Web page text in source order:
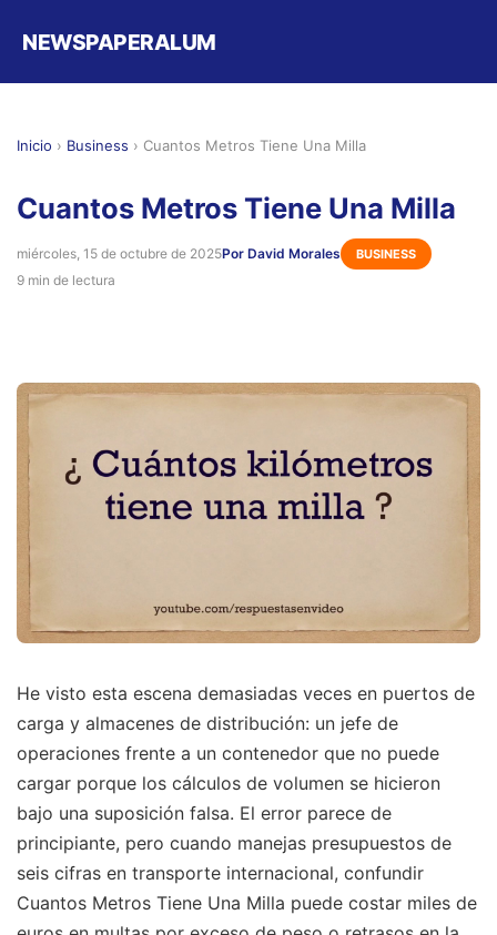
NEWSPAPERALUM
Inicio › Business › Cuantos Metros Tiene Una Milla
Cuantos Metros Tiene Una Milla
miércoles, 15 de octubre de 2025Por David Morales BUSINESS
9 min de lectura
He visto esta escena demasiadas veces en puertos de
carga y almacenes de distribución: un jefe de
operaciones frente a un contenedor que no puede
cargar porque los cálculos de volumen se hicieron
bajo una suposición falsa. El error parece de
principiante, pero cuando manejas presupuestos de
seis cifras en transporte internacional, confundir
Cuantos Metros Tiene Una Milla puede costar miles de